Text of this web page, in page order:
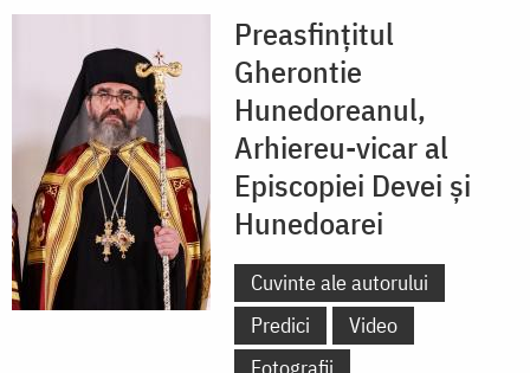
Preasfințitul
Gherontie
Hunedoreanul,
Arhiereu-vicar al
Episcopiei Devei și
Hunedoarei
Cuvinte ale autorului
Predici
Video